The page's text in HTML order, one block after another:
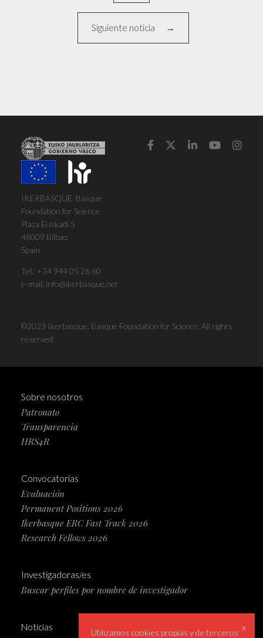
Siguiente noticia
x
Utilizamos cookies propias y de terceros
IKERBASQUE. Basque
Foundation for Science
Plaza Euskadi 5
48009 Bilbao
Spain
Tel.: +34 944 05 26 60
e-mail: info@ikerbasque.net
    
©2023 Ikerbasque, Basque Foundation for Science. All rights
reserved.
Sobre nosotros
Patronato
Transparencia
HRS4R
Convocatorias
Evaluación
Permanent Positions 2026
Ikerbasque ERC Fast Track 2026
Research Fellows 2026
Investigadoras/es
Buscar perfiles por nombre de investigador
Noticias